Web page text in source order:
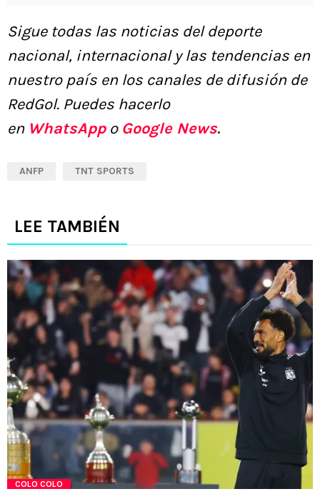
Sigue todas las noticias del deporte
nacional, internacional y las tendencias en
nuestro país en los canales de difusión de
RedGol. Puedes hacerlo
en WhatsAppo Google News.
ANFP TNT SPORTS
LEE TAMBIÉN
COLO COLO